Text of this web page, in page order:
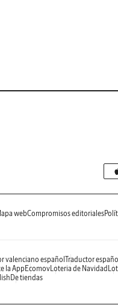
webCompromisos editoriales
valenciano español Traductor
la App EcomovLoteria de Navidad
De tiendas